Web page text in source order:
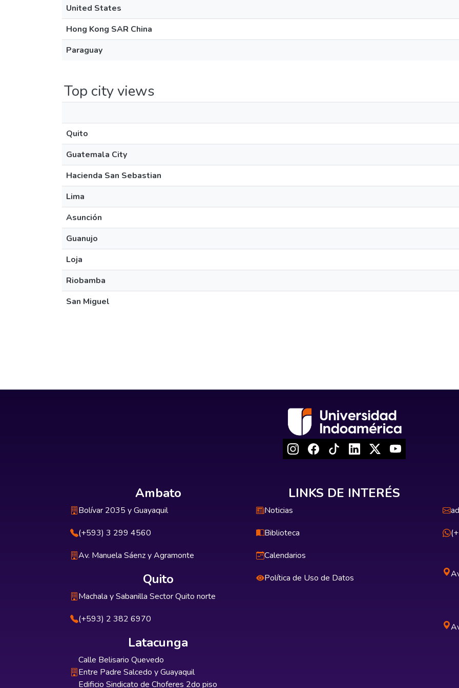
United States
Hong Kong SAR China
Paraguay
Top city views
Quito
Guatemala City
Hacienda San Sebastian
Lima
Asunción
Guanujo
Loja
Riobamba
San Miguel
Ambato
Bolívar 2035 y Guayaquil
(+593) 3 299 4560
Av. Manuela Sáenz y Agramonte
Quito
Machala y Sabanilla Sector Quito norte
(+593) 2 382 6970
Latacunga
Calle Belisario Quevedo
Entre Padre Salcedo y Guayaquil
Edificio Sindicato de Choferes 2do piso
LINKS DE INTERÉS
Noticias
Biblioteca
Calendarios
Política de Uso de Datos